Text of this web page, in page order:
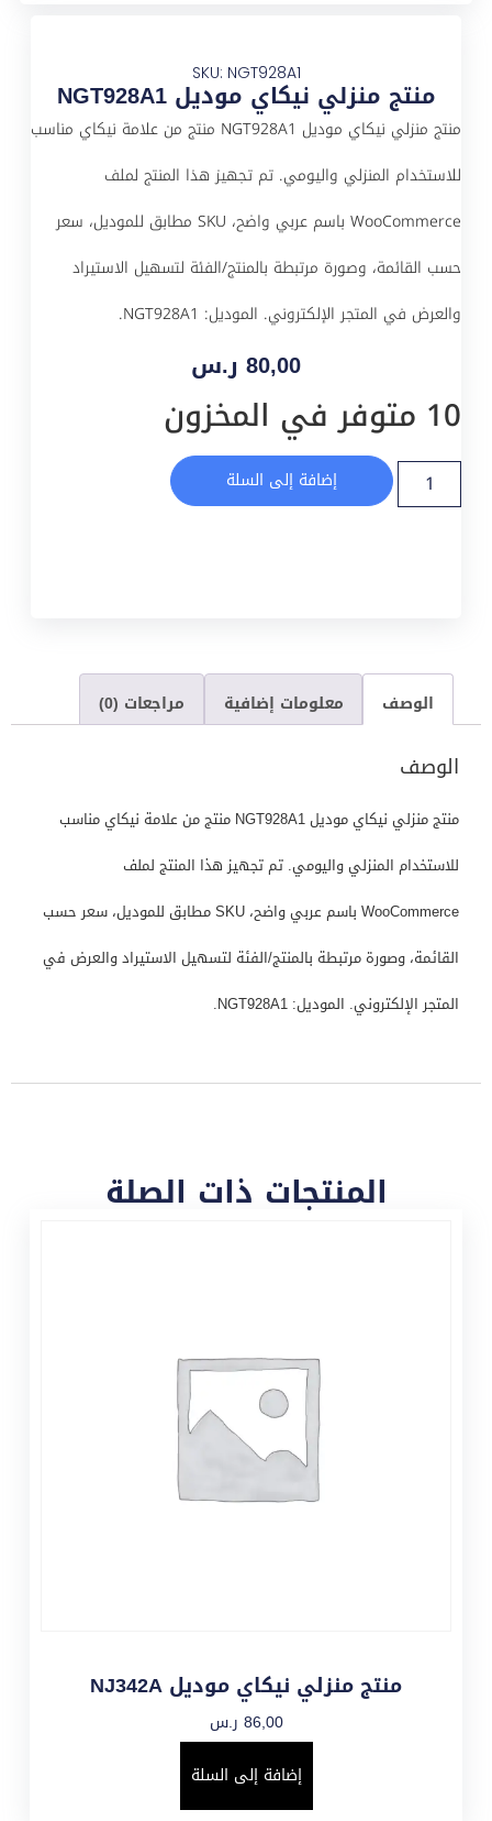
SKU: NGT928A1
منتج منزلي نيكاي موديل NGT928A1
منتج منزلي نيكاي موديل NGT928A1 منتج من علامة نيكاي مناسب
للاستخدام المنزلي واليومي. تم تجهيز هذا المنتج لملف
WooCommerce باسم عربي واضح، SKU مطابق للموديل، سعر
حسب القائمة، وصورة مرتبطة بالمنتج/الفئة لتسهيل الاستيراد
والعرض في المتجر الإلكتروني. الموديل: NGT928A1.
80,00 ر.س
10 متوفر في المخزون
إضافة إلى السلة
الوصف معلومات إضافية مراجعات (0)
الوصف
منتج منزلي نيكاي موديل NGT928A1 منتج من علامة نيكاي مناسب
للاستخدام المنزلي واليومي. تم تجهيز هذا المنتج لملف
WooCommerce باسم عربي واضح، SKU مطابق للموديل، سعر حسب
القائمة، وصورة مرتبطة بالمنتج/الفئة لتسهيل الاستيراد والعرض في
المتجر الإلكتروني. الموديل: NGT928A1.
المنتجات ذات الصلة
منتج منزلي نيكاي موديل NJ342A
86,00 ر.س
إضافة إلى السلة